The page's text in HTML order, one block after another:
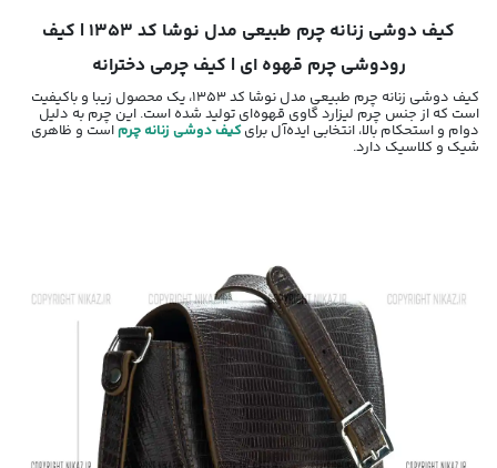
کیف دوشی زنانه چرم طبیعی مدل نوشا کد 1353 | کیف
رودوشی چرم قهوه ای | کیف چرمی دخترانه
کیف دوشی زنانه چرم طبیعی مدل نوشا کد 1353، یک محصول زیبا و باکیفیت
است که از جنس چرم لیزارد گاوی قهوه‌ای تولید شده است. این چرم به دلیل
دوام و استحکام بالا، انتخابی ایده‌آل برایکیف دوشی زنانه چرماست و ظاهری
شیک و کلاسیک دارد.